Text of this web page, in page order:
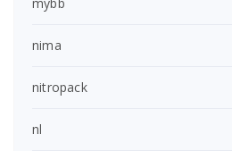
mybb
nima
nitropack
nl